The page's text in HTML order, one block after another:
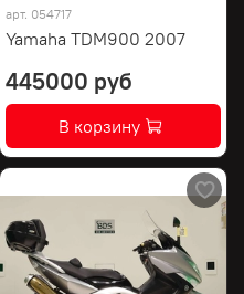
арт. 054717
Yamaha TDM900 2007
445000 руб
В корзину